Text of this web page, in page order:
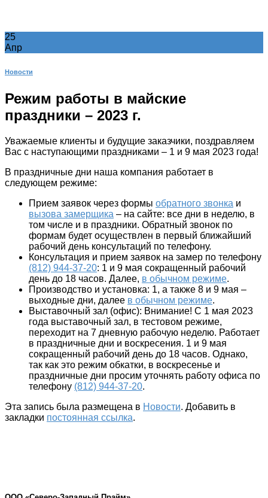
25
Апр
Новости
Режим работы в майские
праздники – 2023 г.
Уважаемые клиенты и будущие заказчики, поздравляем
Вас с наступающими праздниками – 1 и 9 мая 2023 года!
В праздничные дни наша компания работает в
следующем режиме:
Прием заявок через формы обратного звонка и
вызова замерщика – на сайте: все дни в неделю, в
том числе и в праздники. Обратный звонок по
формам будет осуществлен в первый ближайший
рабочий день консультаций по телефону.
Консультация и прием заявок на замер по телефону
(812) 944-37-20: 1 и 9 мая сокращенный рабочий
день до 18 часов. Далее, в обычном режиме.
Производство и установка: 1, а также 8 и 9 мая –
выходные дни, далее в обычном режиме.
Выставочный зал (офис): Внимание! С 1 мая 2023
года выставочный зал, в тестовом режиме,
переходит на 7 дневную рабочую неделю. Работает
в праздничные дни и воскресения. 1 и 9 мая
сокращенный рабочий день до 18 часов. Однако,
так как это режим обкатки, в воскресенье и
праздничные дни просим уточнять работу офиса по
телефону (812) 944-37-20.
Эта запись была размещена в Новости. Добавить в
закладки постоянная ссылка.